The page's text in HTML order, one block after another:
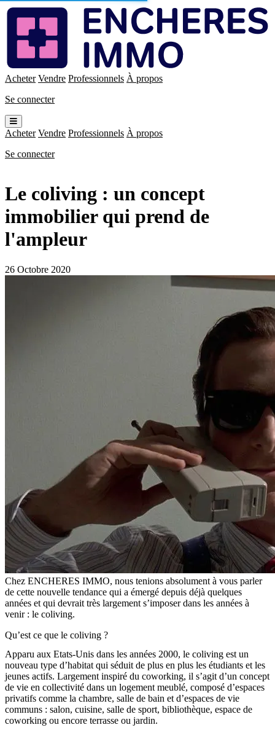
Enchères
Immo
Acheter Vendre Professionnels À propos
Se connecter
Ouvrir
le
menu
Acheter Vendre Professionnels À propos
Se connecter
Le coliving : un concept
immobilier qui prend de
l'ampleur
26 Octobre 2020
Chez ENCHERES IMMO, nous tenions absolument à vous parler
de cette nouvelle tendance qui a émergé depuis déjà quelques
années et qui devrait très largement s’imposer dans les années à
venir : le coliving.
Qu’est ce que le coliving ?
Apparu aux Etats-Unis dans les années 2000, le coliving est un
nouveau type d’habitat qui séduit de plus en plus les étudiants et les
jeunes actifs. Largement inspiré du coworking, il s’agit d’un concept
de vie en collectivité dans un logement meublé, composé d’espaces
privatifs comme la chambre, salle de bain et d’espaces de vie
communs : salon, cuisine, salle de sport, bibliothèque, espace de
coworking ou encore terrasse ou jardin.